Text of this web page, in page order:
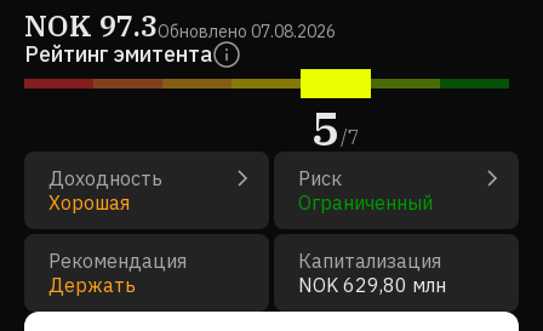
NOK 97.3Обновлено 07.08.2026
Рейтинг эмитента
5/7
Доходность
Хорошая
Риск
Ограниченный
Рекомендация
Держать
Капитализация
NOK 629,80 млн